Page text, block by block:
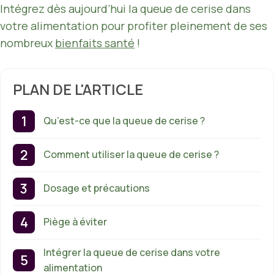
Intégrez dès aujourd’hui la queue de cerise dans
votre alimentation pour profiter pleinement de ses
nombreux bienfaits santé !
PLAN DE L'ARTICLE
Qu’est-ce que la queue de cerise ?
Comment utiliser la queue de cerise ?
Dosage et précautions
Piège à éviter
Intégrer la queue de cerise dans votre
alimentation